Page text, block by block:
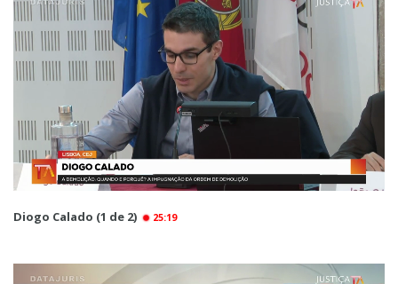
Diogo Calado (1 de 2) 25:19